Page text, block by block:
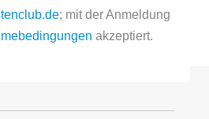
; mit der Anmeldung
akzeptiert.